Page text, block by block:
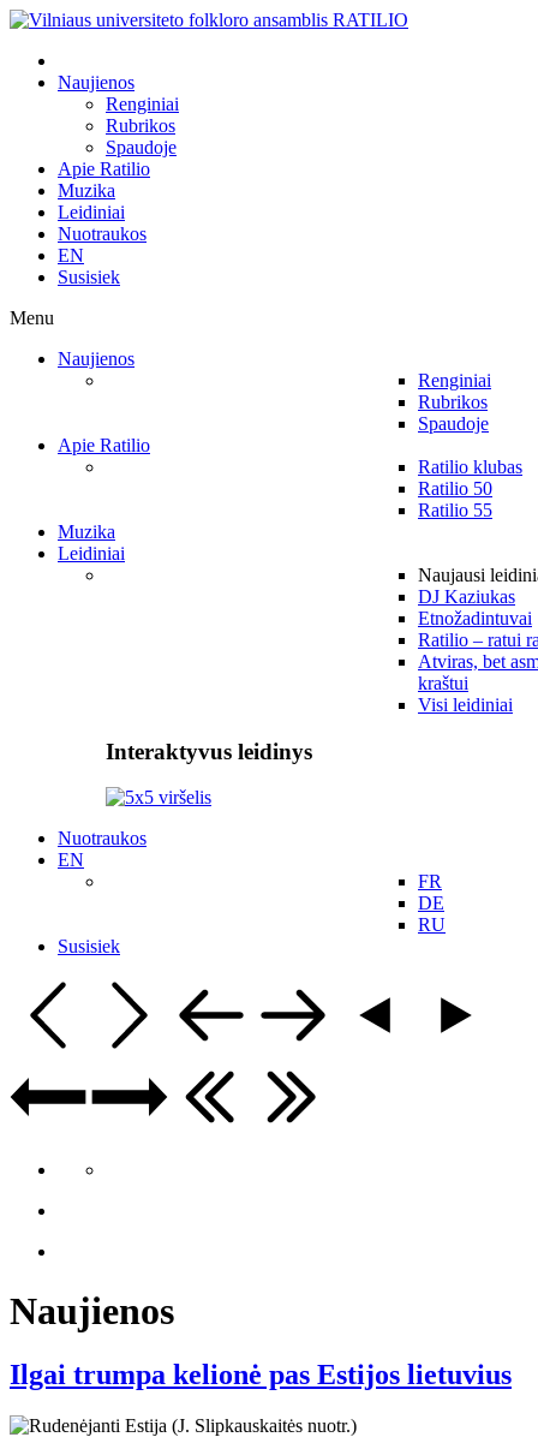
Naujienos
Renginiai
Rubrikos
Spaudoje
Apie Ratilio
Muzika
Leidiniai
Nuotraukos
EN
Susisiek
Menu
Naujienos
Renginiai
Rubrikos
Spaudoje
Apie Ratilio
Ratilio klubas
Ratilio 50
Ratilio 55
Muzika
Leidiniai
Naujausi
DJ Kaziukas
Etnožadintuvai
Ratilio – ratui
Atviras, bet
kraštui
Visi leidiniai
Interaktyvus leidinys
Nuotraukos
EN
FR
DE
RU
Susisiek
Naujienos
Ilgai trumpa kelionė pas Estijos lietuvius